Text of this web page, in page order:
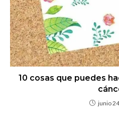
10 cosas que puedes
junio